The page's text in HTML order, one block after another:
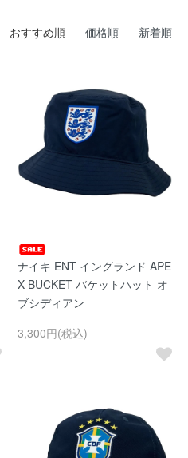
おすすめ順 価格順 新着順
ナイキ ENT イングランド APE
X BUCKET バケットハット オ
ブシディアン
3,300円(税込)